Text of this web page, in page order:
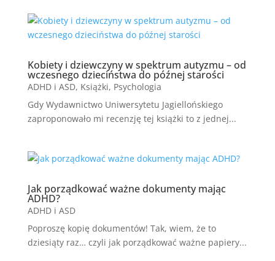
Kobiety i dziewczyny w spektrum autyzmu – od
wczesnego dzieciństwa do późnej starości
ADHD i ASD, Książki, Psychologia
Gdy Wydawnictwo Uniwersytetu Jagiellońskiego
zaproponowało mi recenzję tej książki to z jednej...
Jak porządkować ważne dokumenty mając
ADHD?
ADHD i ASD
Poproszę kopię dokumentów! Tak, wiem, że to
dziesiąty raz… czyli jak porządkować ważne papiery...